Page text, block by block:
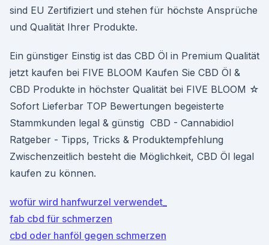
sind EU Zertifiziert und stehen für höchste Ansprüche
und Qualität Ihrer Produkte.
Ein günstiger Einstig ist das CBD Öl in Premium Qualität
jetzt kaufen bei FIVE BLOOM Kaufen Sie CBD Öl &
CBD Produkte in höchster Qualität bei FIVE BLOOM ☆
Sofort Lieferbar TOP Bewertungen begeisterte
Stammkunden legal & günstig ️ CBD - Cannabidiol
Ratgeber - Tipps, Tricks & Produktempfehlung
Zwischenzeitlich besteht die Möglichkeit, CBD Öl legal
kaufen zu können.
wofür wird hanfwurzel verwendet_
fab cbd für schmerzen
cbd oder hanföl gegen schmerzen